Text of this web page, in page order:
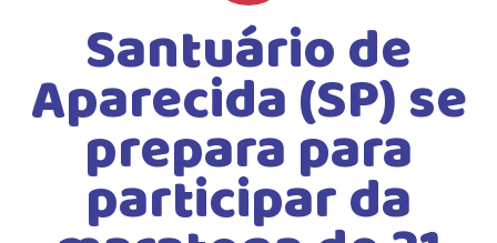
CALENDÁRIO ESCOLAR 2026
GUIA DA FAMÍLIA
BOLETOS BANCÁRIOS
Santuário de
Aparecida (SP) se
prepara para
participar da